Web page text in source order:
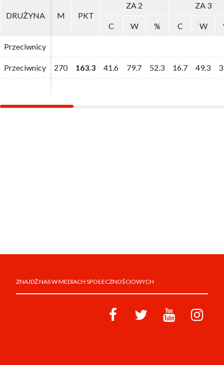
DRUŻYNA M PKT
ZA 2 ZA 3
C W % C W
Przeciwnicy
Przeciwnicy 270 163.3 41.6 79.7 52.3 16.7 49.3
DRUŻYNA M PKT
ZA 2 ZA 3
C W % C W
Przeciwnicy
Przeciwnicy 270 163.3 41.6 79.7 52.3 16.7 49.3
ZNAJDŹ NAS W MEDIACH SPOŁECZNOŚCIOWYCH